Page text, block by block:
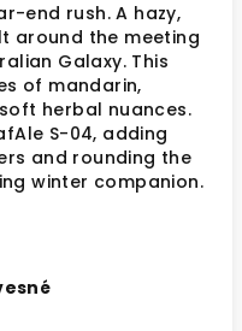
end rush. A hazy,
around the meeting
Galaxy. This
of mandarin,
herbal nuances.
S-04, adding
and rounding the
winter companion.